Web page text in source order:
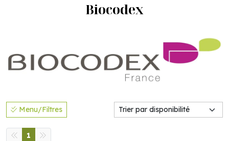
Biocodex
Menu/Filtres
1